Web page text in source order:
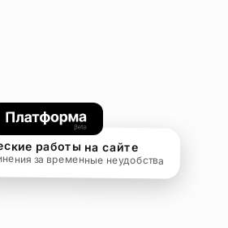
работы на сайте
за временные неудобства